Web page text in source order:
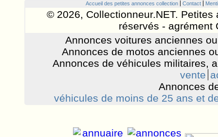
Accueil des petites annonces collection Contact
© 2026, Collectionneur.NET.
réservés - agrément
Annonces voitures anciennes
Annonces de motos anciennes
Annonces de véhicules militaires,
vente
Annonces
véhicules de moins de 25 ans et